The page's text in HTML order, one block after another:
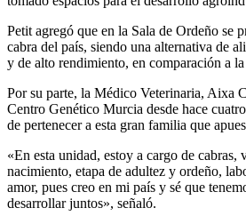
Petit agregó que en la Sala de Ordeño se
cabra del país, siendo una alternativa de
y de alto rendimiento, en comparación a la
Por su parte, la Médico Veterinaria, Aixa
Centro Genético Murcia desde hace
de pertenecer a esta gran familia que
«En esta unidad, estoy a cargo de cabras,
nacimiento, etapa de adultez y ordeño,
amor, pues creo en mi país y sé que
desarrollar juntos», señaló.